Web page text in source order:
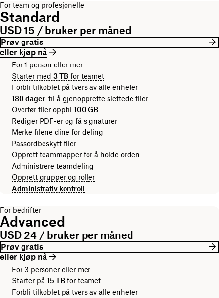
For team og profesjonelle
Standard
USD 15 / bruker per måned
Prøv gratis
eller kjøp nå
For 1 person eller mer
Starter med 3 TB for teamet
Forbli tilkoblet på tvers av alle enheter
180 dager til å gjenopprette slettede filer
Overfør filer opptil 100 GB
Rediger PDF-er og få signaturer
Merke filene dine for deling
Passordbeskytt filer
Opprett teammapper for å holde orden
Administrere teamdeling
Opprett grupper og roller
Administrativ kontroll
For bedrifter
Advanced
USD 24 / bruker per måned
Prøv gratis
eller kjøp nå
For 3 personer eller mer
Starter på 15 TB for teamet
Forbli tilkoblet på tvers av alle enheter